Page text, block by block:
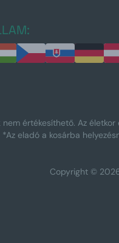
nem értékesíthető. Az
*Az eladó a kosárba
Copyright ©